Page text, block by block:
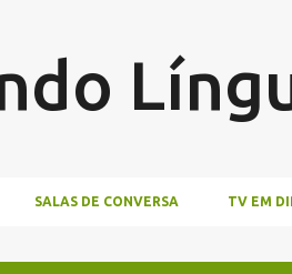
SALAS DE CONVERSA TV EM